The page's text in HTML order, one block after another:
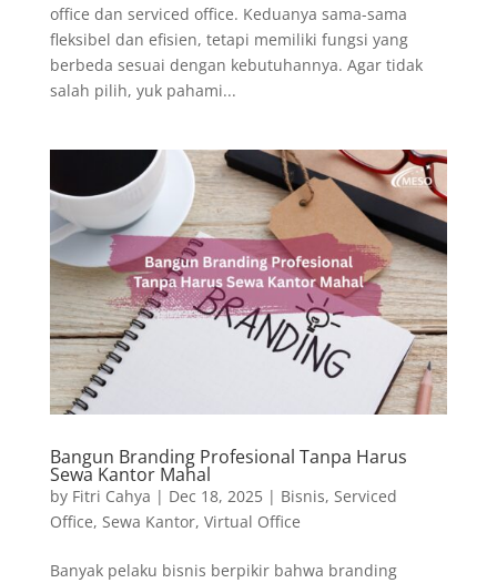
office dan serviced office. Keduanya sama-sama
fleksibel dan efisien, tetapi memiliki fungsi yang
berbeda sesuai dengan kebutuhannya. Agar tidak
salah pilih, yuk pahami...
Bangun Branding Profesional Tanpa Harus
Sewa Kantor Mahal
by Fitri Cahya | Dec 18, 2025| Bisnis, Serviced
Office, Sewa Kantor, Virtual Office
Banyak pelaku bisnis berpikir bahwa branding